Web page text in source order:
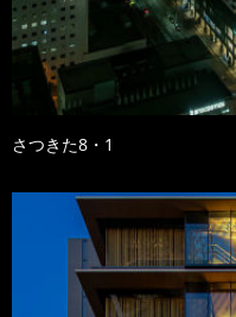
さつきた8・1